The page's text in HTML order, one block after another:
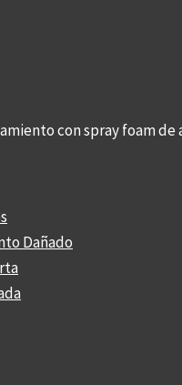
con spray foam
Dañado